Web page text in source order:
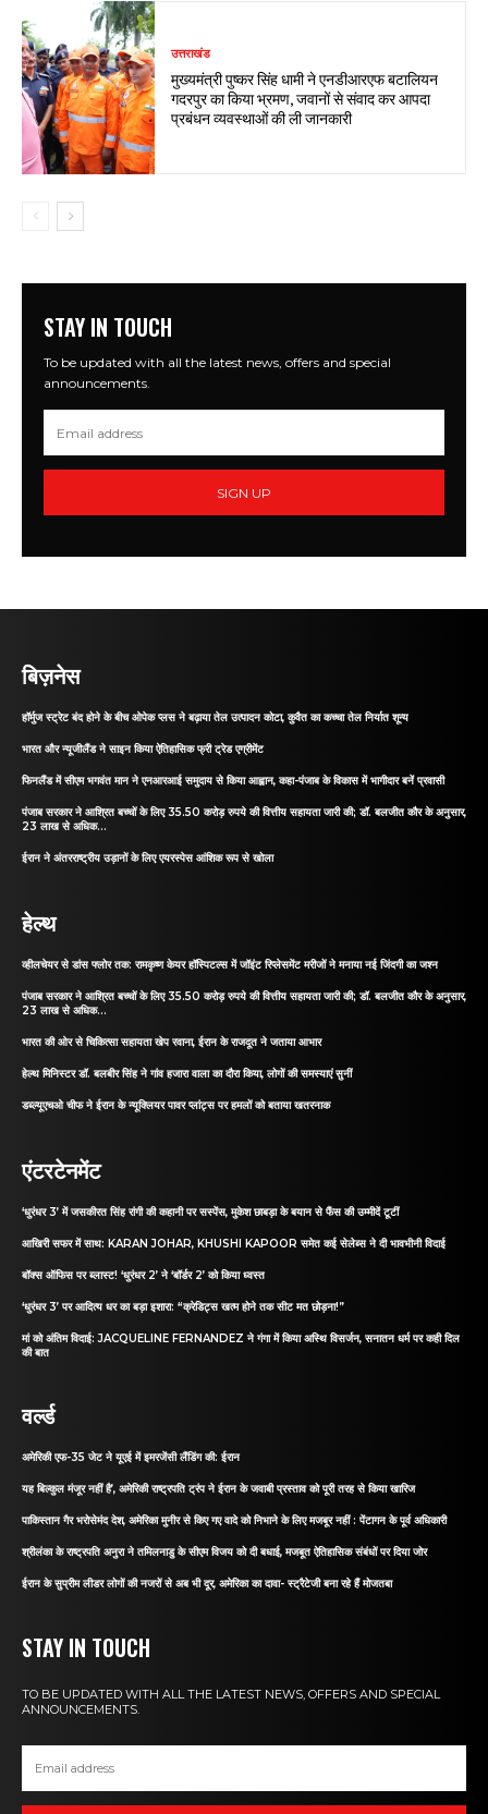
उत्तराखंड
मुख्यमंत्री पुष्कर सिंह धामी ने एनडीआरएफ बटालियन
गदरपुर का किया भ्रमण, जवानों से संवाद कर आपदा
प्रबंधन व्यवस्थाओं की ली जानकारी
STAY IN TOUCH
To be updated with all the latest news, offers and special
announcements.
SIGN UP
बिज़नेस
हॉर्मुज स्ट्रेट बंद होने के बीच ओपेक प्लस ने बढ़ाया तेल उत्पादन कोटा, कुवैत का कच्चा तेल निर्यात शून्य
भारत और न्यूजीलैंड ने साइन किया ऐतिहासिक फ्री ट्रेड एग्रीमेंट
फिनलैंड में सीएम भगवंत मान ने एनआरआई समुदाय से किया आह्वान, कहा-पंजाब के विकास में भागीदार बनें प्रवासी
पंजाब सरकार ने आश्रित बच्चों के लिए 35.50 करोड़ रुपये की वित्तीय सहायता जारी की; डॉ. बलजीत कौर के अनुसार,
23 लाख से अधिक...
ईरान ने अंतरराष्ट्रीय उड़ानों के लिए एयरस्पेस आंशिक रूप से खोला
हेल्थ
व्हीलचेयर से डांस फ्लोर तक: रामकृष्ण केयर हॉस्पिटल्स में जॉइंट रिप्लेसमेंट मरीजों ने मनाया नई जिंदगी का जश्न
पंजाब सरकार ने आश्रित बच्चों के लिए 35.50 करोड़ रुपये की वित्तीय सहायता जारी की; डॉ. बलजीत कौर के अनुसार,
23 लाख से अधिक...
भारत की ओर से चिकित्सा सहायता खेप रवाना, ईरान के राजदूत ने जताया आभार
हेल्थ मिनिस्टर डॉ. बलबीर सिंह ने गांव हजारा वाला का दौरा किया, लोगों की समस्याएं सुनीं
डब्ल्यूएचओ चीफ ने ईरान के न्यूक्लियर पावर प्लांट्स पर हमलों को बताया खतरनाक
एंटरटेनमेंट
‘धुरंधर 3’ में जसकीरत सिंह रांगी की कहानी पर सस्पेंस, मुकेश छाबड़ा के बयान से फैंस की उम्मीदें टूटीं
आखिरी सफर में साथ: KARAN JOHAR, KHUSHI KAPOOR समेत कई सेलेब्स ने दी भावभीनी विदाई
बॉक्स ऑफिस पर ब्लास्ट! ‘धुरंधर 2’ ने ‘बॉर्डर 2’ को किया ध्वस्त
‘धुरंधर 3’ पर आदित्य धर का बड़ा इशारा: “क्रेडिट्स खत्म होने तक सीट मत छोड़ना!”
मां को अंतिम विदाई: JACQUELINE FERNANDEZ ने गंगा में किया अस्थि विसर्जन, सनातन धर्म पर कही दिल
की बात
वर्ल्ड
अमेरिकी एफ-35 जेट ने यूएई में इमरजेंसी लैंडिंग की: ईरान
यह बिल्कुल मंजूर नहीं है’, अमेरिकी राष्ट्रपति ट्रंप ने ईरान के जवाबी प्रस्ताव को पूरी तरह से किया खारिज
पाकिस्तान गैर भरोसेमंद देश, अमेरिका मुनीर से किए गए वादे को निभाने के लिए मजबूर नहीं : पेंटागन के पूर्व अधिकारी
श्रीलंका के राष्ट्रपति अनुरा ने तमिलनाडु के सीएम विजय को दी बधाई, मजबूत ऐतिहासिक संबंधों पर दिया जोर
ईरान के सुप्रीम लीडर लोगों की नजरों से अब भी दूर, अमेरिका का दावा- स्ट्रैटेजी बना रहे हैं मोजतबा
STAY IN TOUCH
TO BE UPDATED WITH ALL THE LATEST NEWS, OFFERS AND SPECIAL
ANNOUNCEMENTS.